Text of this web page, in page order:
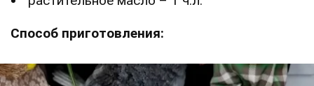
Способ приготовления: